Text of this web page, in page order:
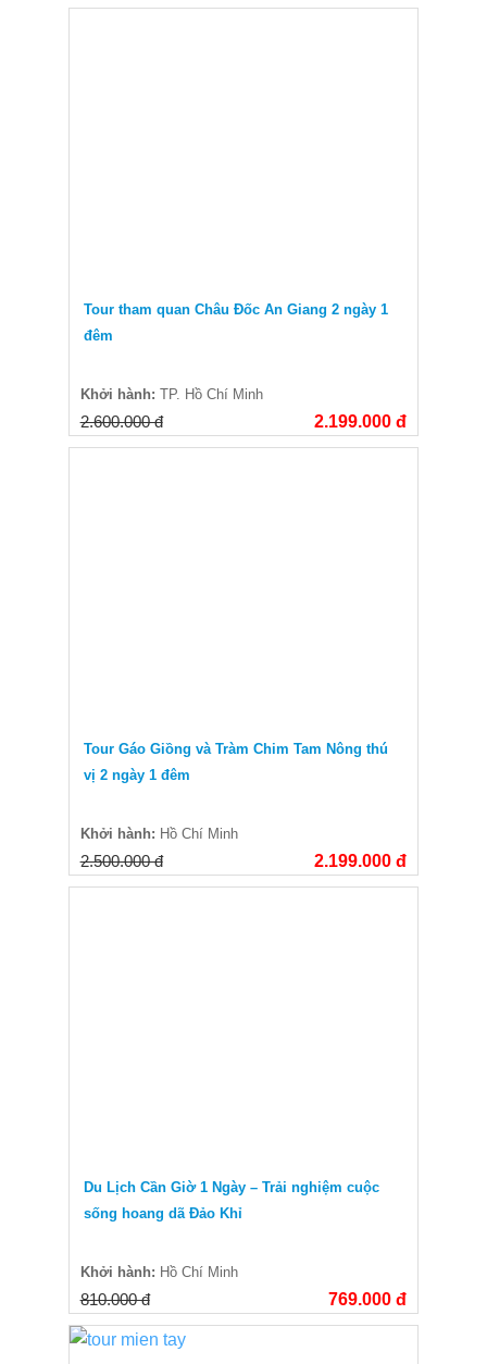
Tour tham quan Châu Đốc An Giang 2 ngày 1
đêm
Khởi hành: TP. Hồ Chí Minh
2.600.000 đ 2.199.000 đ
Tour Gáo Giồng và Tràm Chim Tam Nông thú
vị 2 ngày 1 đêm
Khởi hành: Hồ Chí Minh
2.500.000 đ 2.199.000 đ
Du Lịch Cần Giờ 1 Ngày – Trải nghiệm cuộc
sống hoang dã Đảo Khỉ
Khởi hành: Hồ Chí Minh
810.000 đ 769.000 đ